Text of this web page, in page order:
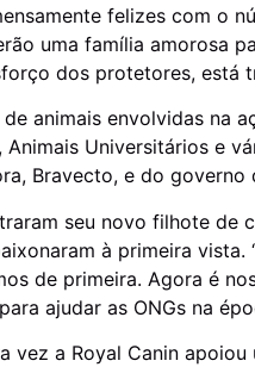
felizes com o
uma família amorosa
dos protetores, está
animais envolvidas na
Universitários e
Bravecto, e do governo
seu novo filhote
à primeira
de primeira. Agora é
ajudar as ONGs na
vez a Royal Canin